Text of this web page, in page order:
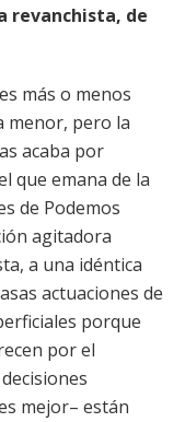
revanchista, de
más o menos
menor, pero la
acaba por
que emana de la
de Podemos
agitadora
a una idéntica
actuaciones de
porque
por el
mejor– están